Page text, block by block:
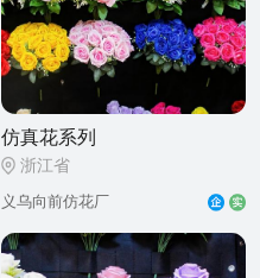
仿真花系列
浙江省
义乌向前仿花厂